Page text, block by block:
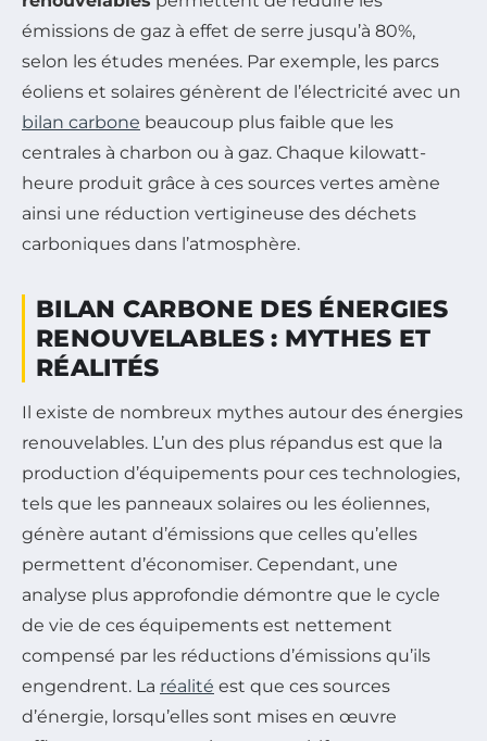
émissions de gaz à effet de serre jusqu’à 80%,
selon les études menées. Par exemple, les parcs
éoliens et solaires génèrent de l’électricité avec un
bilan carbone beaucoup plus faible que les
centrales à charbon ou à gaz. Chaque kilowatt-
heure produit grâce à ces sources vertes amène
ainsi une réduction vertigineuse des déchets
carboniques dans l’atmosphère.
BILAN CARBONE DES ÉNERGIES
RENOUVELABLES : MYTHES ET
RÉALITÉS
Il existe de nombreux mythes autour des énergies
renouvelables. L’un des plus répandus est que la
production d’équipements pour ces technologies,
tels que les panneaux solaires ou les éoliennes,
génère autant d’émissions que celles qu’elles
permettent d’économiser. Cependant, une
analyse plus approfondie démontre que le cycle
de vie de ces équipements est nettement
compensé par les réductions d’émissions qu’ils
engendrent. La réalité est que ces sources
d’énergie, lorsqu’elles sont mises en œuvre